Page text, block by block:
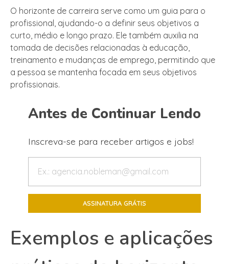
O horizonte de carreira serve como um guia para o
profissional, ajudando-o a definir seus objetivos a
curto, médio e longo prazo. Ele também auxilia na
tomada de decisões relacionadas à educação,
treinamento e mudanças de emprego, permitindo que
a pessoa se mantenha focada em seus objetivos
profissionais.
Antes de Continuar Lendo
Inscreva-se para receber artigos e jobs!
Exemplos e aplicações